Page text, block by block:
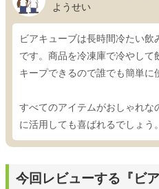
ようせい
ビアキューブは長時間冷たい
です。商品を冷凍庫で冷やし
キープできるので誰でも簡単に
すべてのアイテムがおしゃれな
に活用しても喜ばれるでしょう。
今回レビューする『ビ